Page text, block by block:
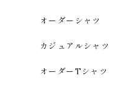
オーダーシャツ
カジュアルシャツ
オーダーTシャツ